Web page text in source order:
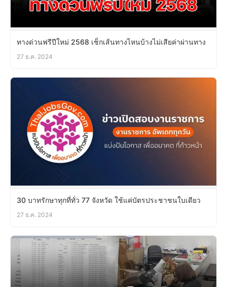
ทางด่วนฟรีปีใหม่ 2568 เช็กเส้นทางไหนบ้างไม่เสียค่าผ่านทาง
27 ธ.ค. 2024
30 บาทรักษาทุกที่ทั่ว 77 จังหวัด ใช้แค่บัตรประชาชนใบเดียว
27 ธ.ค. 2024